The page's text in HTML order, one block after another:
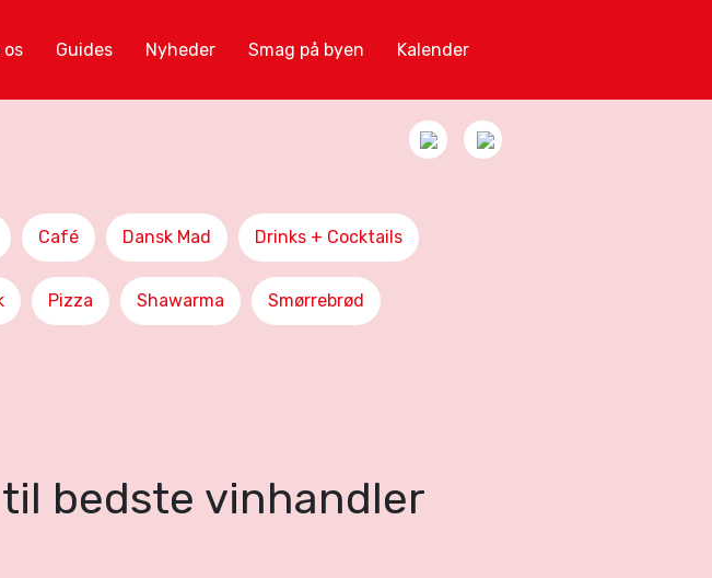
os Guides Nyheder Smag på byen Kalender
Café Dansk Mad Drinks + Cocktails
Pizza Shawarma Smørrebrød
bedste vinhandler